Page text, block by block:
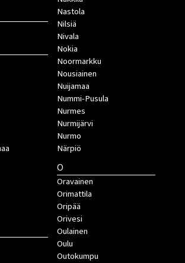
Nastola
Nilsiä
Nivala
Nokia
Noormarkku
Nousiainen
Nuijamaa
Nummi-Pusula
Nurmes
Nurmijärvi
Nurmo
Närpiö
O
Oravainen
Orimattila
Oripää
Orivesi
Oulainen
Oulu
Outokumpu